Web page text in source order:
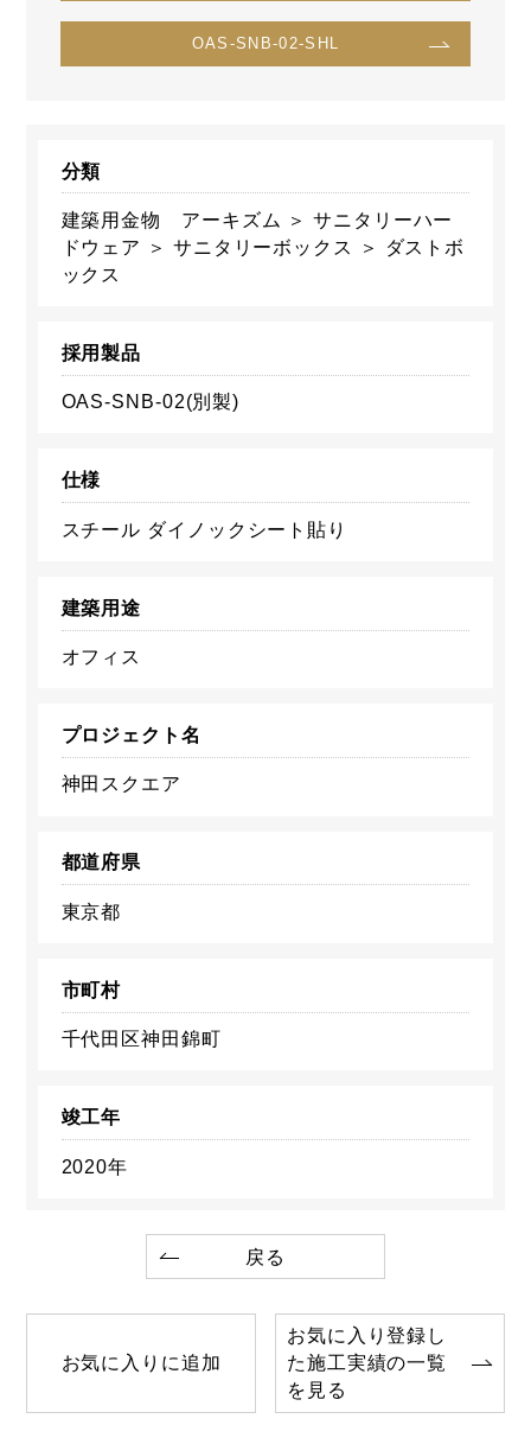
OAS-SNB-02-SHL
分類
建築用金物 アーキズム ＞ サニタリーハー
ドウェア ＞ サニタリーボックス ＞ ダストボ
ックス
採用製品
OAS-SNB-02(別製)
仕様
スチール ダイノックシート貼り
建築用途
オフィス
プロジェクト名
神田スクエア
都道府県
東京都
市町村
千代田区神田錦町
竣工年
2020年
戻る
お気に入りに追加
お気に入り登録し
た施工実績の一覧
を見る